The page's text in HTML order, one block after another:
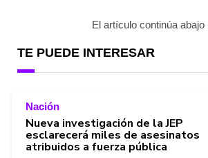
El artículo continúa abajo
TE PUEDE INTERESAR
Nación
Nueva investigación de la JEP
esclarecerá miles de asesinatos
atribuidos a fuerza pública